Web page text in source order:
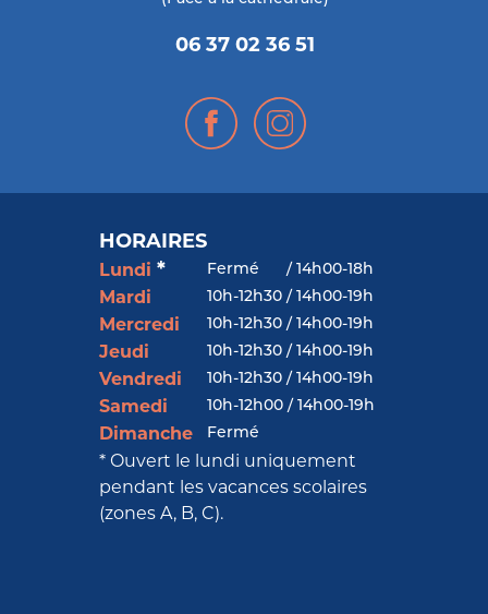
06 37 02 36 51
HORAIRES
Lundi *
Mardi
Mercredi
Jeudi
Vendredi
Samedi
Dimanche
Fermé / 14h00-18h
10h-12h30 / 14h00-19h
10h-12h30 / 14h00-19h
10h-12h30 / 14h00-19h
10h-12h30 / 14h00-19h
10h-12h00 / 14h00-19h
Fermé
* Ouvert le lundi uniquement
pendant les vacances scolaires
(zones A, B, C).